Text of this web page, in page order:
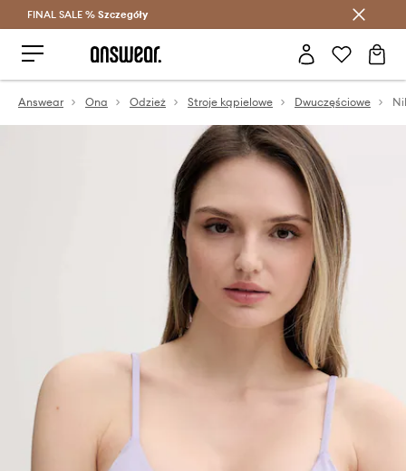
Oszczędzaj z Answear Club >
FINAL SALE % Szczegóły
Answear Ona Odzież Stroje kąpielowe Dwuczęściowe